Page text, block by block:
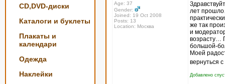
CD,DVD-диски
Каталоги и буклеты
Плакаты и
календари
Одежда
Наклейки
Age: 37
Gender:
Joined: 19 Oct 2008
Posts: 13
Location: Москва
лет
же так
и
возрасту…
большой-
Моей
вернуться
Добавлено